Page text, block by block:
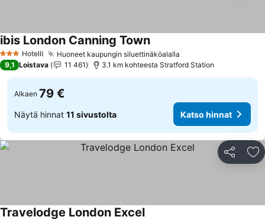
3 Tähtiluokitus
Hotelli Huoneet kaupungin siluettinäköalalla
ibis London Canning Town
9,1 Loistava 11 461 3.1 km kohteesta Stratford Station
Alkaen 79 €
Näytä hinnat 11 sivustolta Katso hinnat
Jaa
Travelodge London Excel